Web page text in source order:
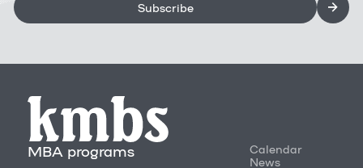
Subscribe
MBA programs
Calendar
News